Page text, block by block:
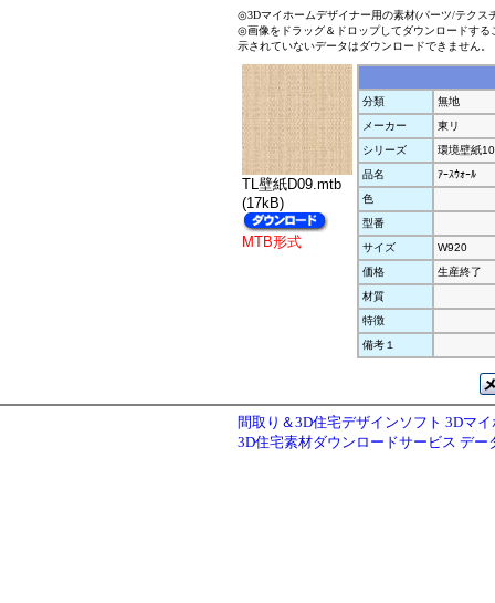
◎3Dマイホームデザイナー用の素材(パーツ/テクス
◎画像をドラッグ＆ドロップしてダウンロードす
示されていないデータはダウンロードできません。
TL壁紙D09.mtb
(17kB)
MTB形式
分類
無地
メーカー
東リ
シリーズ
環境壁紙
品名
ｱｰｽｳｫｰﾙ
色
型番
サイズ
W920
価格
生産終了
材質
特徴
備考１
間取り＆3D住宅デザインソフト 3Dマ
3D住宅素材ダウンロードサービス デー